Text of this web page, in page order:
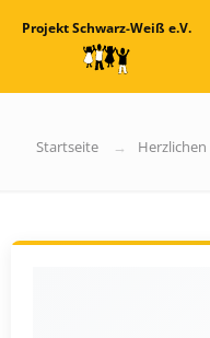
Projekt Schwarz-Weiß e.V.
Startseite